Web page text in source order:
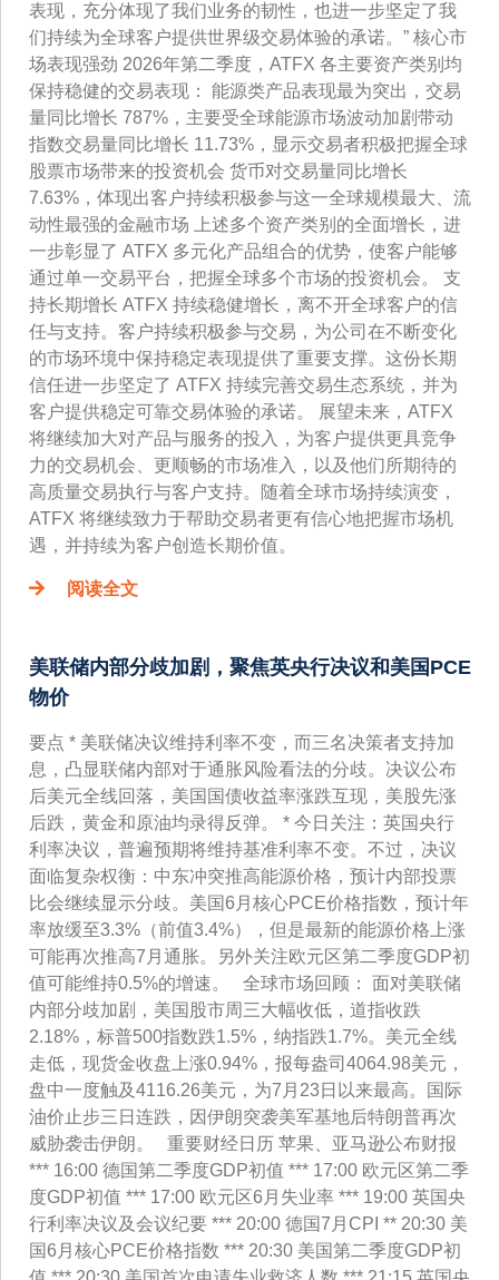
表现，充分体现了我们业务的韧性，也进一步坚定了我
们持续为全球客户提供世界级交易体验的承诺。” 核心市
场表现强劲 2026年第二季度，ATFX 各主要资产类别均
保持稳健的交易表现： 能源类产品表现最为突出，交易
量同比增长 787%，主要受全球能源市场波动加剧带动
指数交易量同比增长 11.73%，显示交易者积极把握全球
股票市场带来的投资机会 货币对交易量同比增长
7.63%，体现出客户持续积极参与这一全球规模最大、流
动性最强的金融市场 上述多个资产类别的全面增长，进
一步彰显了 ATFX 多元化产品组合的优势，使客户能够
通过单一交易平台，把握全球多个市场的投资机会。 支
持长期增长 ATFX 持续稳健增长，离不开全球客户的信
任与支持。客户持续积极参与交易，为公司在不断变化
的市场环境中保持稳定表现提供了重要支撑。这份长期
信任进一步坚定了 ATFX 持续完善交易生态系统，并为
客户提供稳定可靠交易体验的承诺。 展望未来，ATFX
将继续加大对产品与服务的投入，为客户提供更具竞争
力的交易机会、更顺畅的市场准入，以及他们所期待的
高质量交易执行与客户支持。随着全球市场持续演变，
ATFX 将继续致力于帮助交易者更有信心地把握市场机
遇，并持续为客户创造长期价值。
阅读全文
美联储内部分歧加剧，聚焦英央行决议和美国PCE
物价
要点 * 美联储决议维持利率不变，而三名决策者支持加
息，凸显联储内部对于通胀风险看法的分歧。决议公布
后美元全线回落，美国国债收益率涨跌互现，美股先涨
后跌，黄金和原油均录得反弹。 * 今日关注：英国央行
利率决议，普遍预期将维持基准利率不变。不过，决议
面临复杂权衡：中东冲突推高能源价格，预计内部投票
比会继续显示分歧。美国6月核心PCE价格指数，预计年
率放缓至3.3%（前值3.4%），但是最新的能源价格上涨
可能再次推高7月通胀。另外关注欧元区第二季度GDP初
值可能维持0.5%的增速。 全球市场回顾： 面对美联储
内部分歧加剧，美国股市周三大幅收低，道指收跌
2.18%，标普500指数跌1.5%，纳指跌1.7%。美元全线
走低，现货金收盘上涨0.94%，报每盎司4064.98美元，
盘中一度触及4116.26美元，为7月23日以来最高。国际
油价止步三日连跌，因伊朗突袭美军基地后特朗普再次
威胁袭击伊朗。 重要财经日历 苹果、亚马逊公布财报
*** 16:00 德国第二季度GDP初值 *** 17:00 欧元区第二季
度GDP初值 *** 17:00 欧元区6月失业率 *** 19:00 英国央
行利率决议及会议纪要 *** 20:00 德国7月CPI ** 20:30 美
国6月核心PCE价格指数 *** 20:30 美国第二季度GDP初